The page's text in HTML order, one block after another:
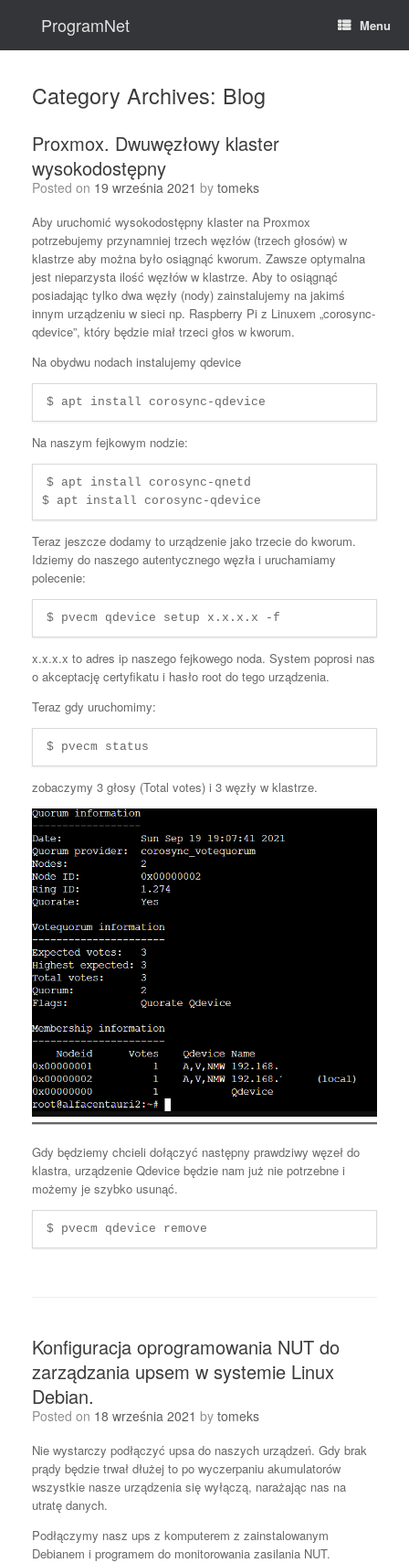
ProgramNet Menu
Category Archives: Blog
Proxmox. Dwuwęzłowy klaster
wysokodostępny
Posted on 19 września 2021 by tomeks
Aby uruchomić wysokodostępny klaster na Proxmox
potrzebujemy przynamniej trzech węzłów (trzech głosów) w
klastrze aby można było osiągnąć kworum. Zawsze optymalna
jest nieparzysta ilość węzłów w klastrze. Aby to osiągnąć
posiadając tylko dwa węzły (nody) zainstalujemy na jakimś
innym urządzeniu w sieci np. Raspberry Pi z Linuxem „corosync-
qdevice”, który będzie miał trzeci głos w kworum.
Na obydwu nodach instalujemy qdevice
$ apt install corosync-qdevice
Na naszym fejkowym nodzie:
$ apt install corosync-qnetd
$ apt install corosync-qdevice
Teraz jeszcze dodamy to urządzenie jako trzecie do kworum.
Idziemy do naszego autentycznego węzła i uruchamiamy
polecenie:
$ pvecm qdevice setup x.x.x.x -f
x.x.x.x to adres ip naszego fejkowego noda. System poprosi nas
o akceptację certyfikatu i hasło root do tego urządzenia.
Teraz gdy uruchomimy:
$ pvecm status
zobaczymy 3 głosy (Total votes) i 3 węzły w klastrze.
Gdy będziemy chcieli dołączyć następny prawdziwy węzeł do
klastra, urządzenie Qdevice będzie nam już nie potrzebne i
możemy je szybko usunąć.
$ pvecm qdevice remove
Konfiguracja oprogramowania NUT do
zarządzania upsem w systemie Linux
Debian.
Posted on 18 września 2021 by tomeks
Nie wystarczy podłączyć upsa do naszych urządzeń. Gdy brak
prądy będzie trwał dłużej to po wyczerpaniu akumulatorów
wszystkie nasze urządzenia się wyłączą, narażając nas na
utratę danych.
Podłączymy nasz ups z komputerem z zainstalowanym
Debianem i programem do monitorowania zasilania NUT.